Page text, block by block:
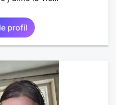
profil